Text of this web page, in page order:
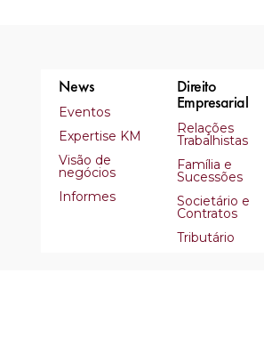
News
Eventos
Expertise KM
Visão de
negócios
Informes
Direito
Empresarial
Relações
Trabalhistas
Família e
Sucessões
Societário e
Contratos
Tributário